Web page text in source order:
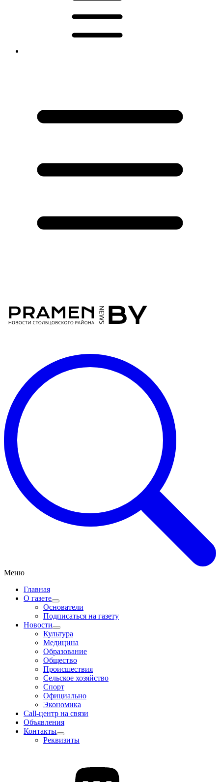
Меню
Главная
О газете
Основатели
Подписаться на газету
Новости
Культура
Медицина
Образование
Общество
Происшествия
Сельское хозяйство
Спорт
Официально
Экономика
Call-центр на связи
Объявления
Контакты
Реквизиты